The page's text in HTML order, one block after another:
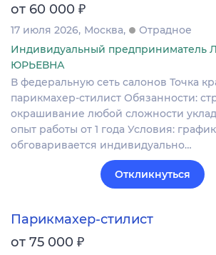
от 60 000 ₽
17 июля 2026 Москва
Отрадное
Индивидуальный
ЮРЬЕВНА
В федеральную сеть салонов Точка
парикмахер-стилист Обязанности:
окрашивание любой сложности
опыт работы от 1 года Условия:
обговаривается индивидуально…
Откликнуться
Парикмахер-стилист
от 75 000 ₽